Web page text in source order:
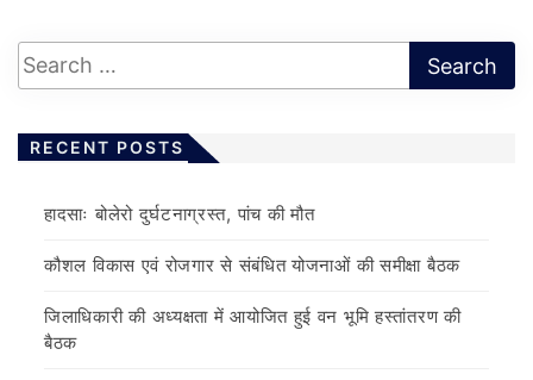
RECENT POSTS
हादसाः बोलेरो दुर्घटनाग्रस्त, पांच की मौत
कौशल विकास एवं रोजगार से संबंधित योजनाओं की समीक्षा बैठक
जिलाधिकारी की अध्यक्षता में आयोजित हुई वन भूमि हस्तांतरण की
बैठक